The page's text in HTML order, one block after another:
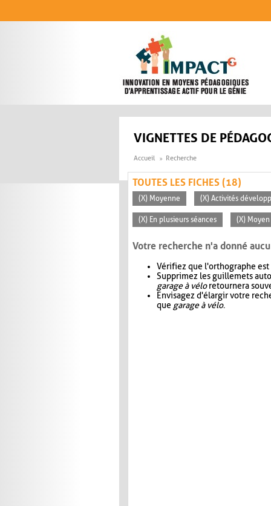
VIGNETTES DE
Accueil Recherche
TOUTES LES FICHES (18)
(X) Moyenne (X) Activités
(X) En plusieurs séances (X)
Votre recherche n'a donné
Vérifiez que l'orthographe
Supprimez les guillemets
garage à véloretournera
Envisagez d'élargir votre
que garage à vélo.